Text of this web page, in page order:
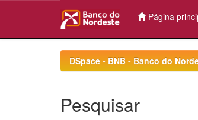
Página
DSpace - BNB - Banco do
Pesquisar